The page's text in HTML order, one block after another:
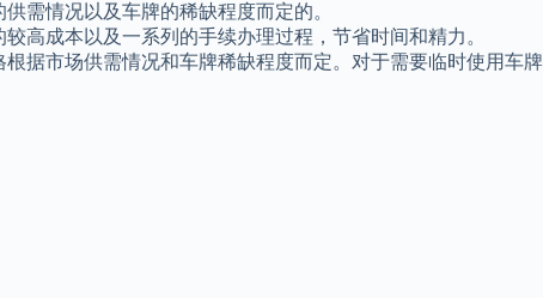
需情况以及车牌的稀缺程度而定的。
高成本以及一系列的手续办理过程，节省时间和精力。
据市场供需情况和车牌稀缺程度而定。对于需要临时使用车牌